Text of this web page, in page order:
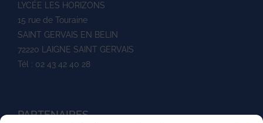
LYCÉE LES HORIZONS
15 rue de Touraine
SAINT GERVAIS EN BELIN
72220 LAIGNE SAINT GERVAIS
Tél : 02 43 42 40 28
PARTENAIRES